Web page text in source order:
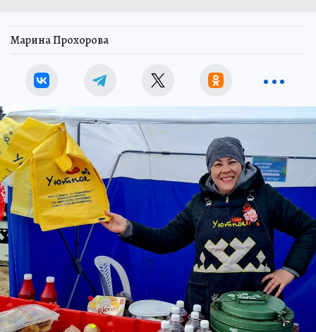
Марина Прохорова